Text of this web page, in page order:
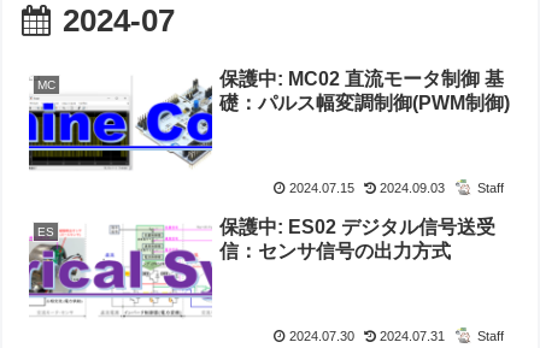
2024-07
MC
保護中: MC02 直流モータ制御 基
礎：パルス幅変調制御(PWM制御)
2024.07.15 2024.09.03 Staff
ES
保護中: ES02 デジタル信号送受
信：センサ信号の出力方式
2024.07.30 2024.07.31 Staff